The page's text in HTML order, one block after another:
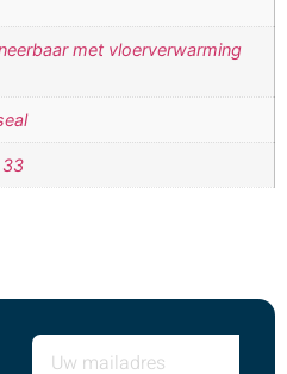
met vloerverwarming
33